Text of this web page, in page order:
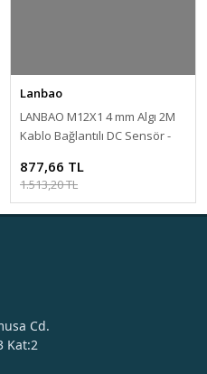
Lanbao
LANBAO M12X1 4 mm Algı 2M
Kablo Bağlantılı DC Sensör -
877,66 TL
1.513,20 TL
Cd.
Kat:2